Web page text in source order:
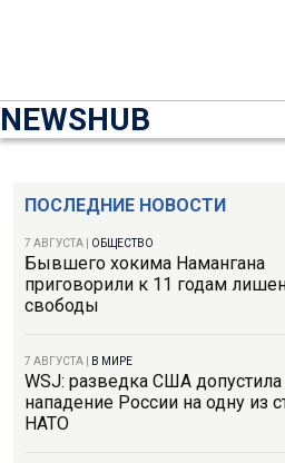
NEWSHUB
ПОСЛЕДНИЕ НОВОСТИ
7 АВГУСТА ОБЩЕСТВО
Бывшего хокима Намангана
приговорили к 11 годам
свободы
7 АВГУСТА В МИРЕ
WSJ: разведка США допустила
нападение России на одну из
НАТО